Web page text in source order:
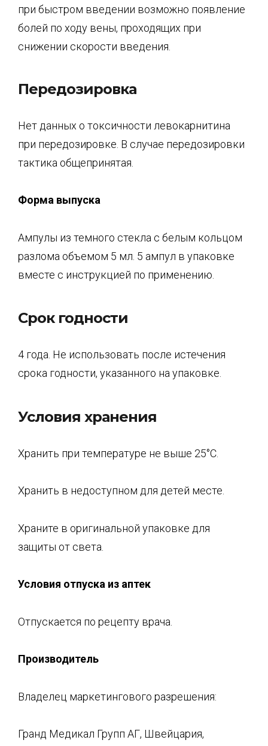
при быстром введении возможно появление
болей по ходу вены, проходящих при
снижении скорости введения.
Передозировка
Нет данных о токсичности левокарнитина
при передозировке. В случае передозировки
тактика общепринятая.
Форма выпуска
Ампулы из темного стекла с белым кольцом
разлома объемом 5 мл. 5 ампул в упаковке
вместе с инструкцией по применению.
Срок годности
4 года. Не использовать после истечения
срока годности, указанного на упаковке.
Условия хранения
Хранить при температуре не выше 25°С.
Хранить в недоступном для детей месте.
Храните в оригинальной упаковке для
защиты от света.
Условия отпуска из аптек
Отпускается по рецепту врача.
Производитель
Владелец маркетингового разрешения:
Гранд Медикал Групп АГ, Швейцария,